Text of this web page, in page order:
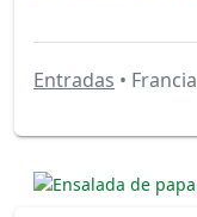
Entradas • Francia